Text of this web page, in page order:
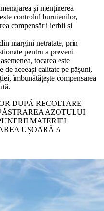
și menținerea
controlul buruienilor,
compensării ierbii și
margini netratate, prin
pentru a preveni
tocarea este
de aceeași calitate pe pășuni,
îmbunătățește compensarea
DUPĂ RECOLTARE
AZOTULUI
MATERIEI
UȘOARĂ A